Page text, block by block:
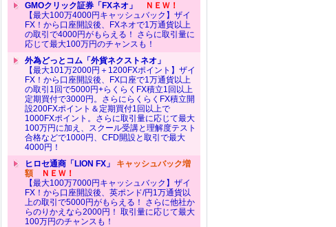
GMOクリック証券「FXネオ」
ＮＥＷ！
【最大100万4000円キャッシュバック】ザイ
FX！から口座開設後、FXネオで1万通貨以上
の取引で4000円がもらえる！ さらに取引量に
応じて最大100万円のチャンスも！
外為どっとコム「外貨ネクストネオ」
【最大101万2000円＋1200FXポイント】ザイ
FX！から口座開設後、FX口座で1万通貨以上
の取引1回で5000円+らくらくFX積立1回以上
定期買付で3000円。さらにらくらくFX積立開
設200FXポイント＆定期買付1回以上で
1000FXポイント。さらに取引量に応じて最大
100万円に加え、スクール受講と理解度テスト
合格などで1000円、CFD開設と取引で最大
4000円！
ヒロセ通商「LION FX」 キャッシュバック増
額ＮＥＷ！
【最大100万7000円キャッシュバック】ザイ
FX！から口座開設後、英ポンド/円1万通貨以
上の取引で5000円がもらえる！ さらに他社か
らのりかえなら2000円！ 取引量に応じて最大
100万円のチャンスも！